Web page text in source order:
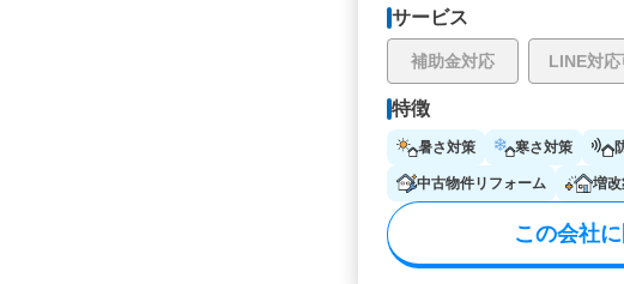
サービス
補助金対応 LINE対応
特徴
暑さ対策 寒さ対策
中古物件リフォーム 増
この会社